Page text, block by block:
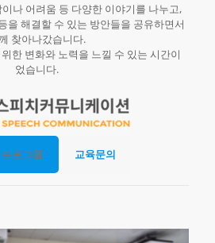
나 어려움 등 다양한 이야기를 나누고,
을 해결할 수 있는 방안들을 공유하면서
찾아나갔습니다.
한 변화와 노력을 느낄 수 있는 시간이
었습니다.
로그램 교육문의